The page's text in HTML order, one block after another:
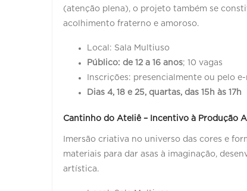
(atenção plena), o projeto também se
acolhimento fraterno e amoroso.
Local: Sala Multiuso
Público: de 12 a 16 anos; 10 vagas
Inscrições: presencialmente ou pelo e-
Dias 4, 18 e 25, quartas, das 15h às 17h
Cantinho do Ateliê – Incentivo à Produção
Imersão criativa no universo das cores e
materiais para dar asas à imaginação,
artística.